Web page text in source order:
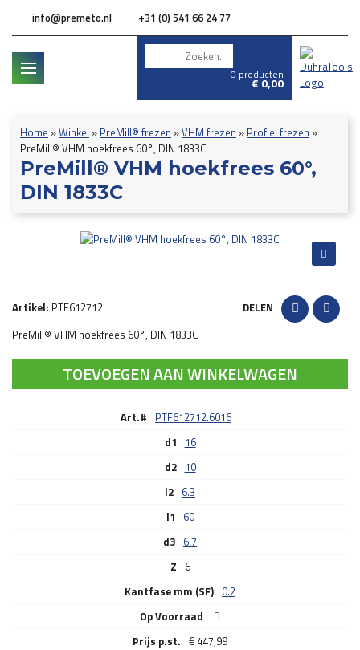
info@premeto.nl +31 (0) 541 66 24 77
0 producten
€0,00
Home »Winkel » PreMill® frezen »VHM frezen » Profiel frezen »
PreMill® VHM hoekfrees 60°, DIN 1833C
PreMill® VHM hoekfrees 60°,
DIN 1833C
Artikel: PTF612712
DELEN
PreMill® VHM hoekfrees 60°, DIN 1833C
TOEVOEGEN AAN WINKELWAGEN
Art.# PTF612712.6016
d1 16
d2 10
l2 6.3
l1 60
d3 6.7
Z 6
Kantfase mm (SF) 0.2
Op Voorraad
€ 447,99